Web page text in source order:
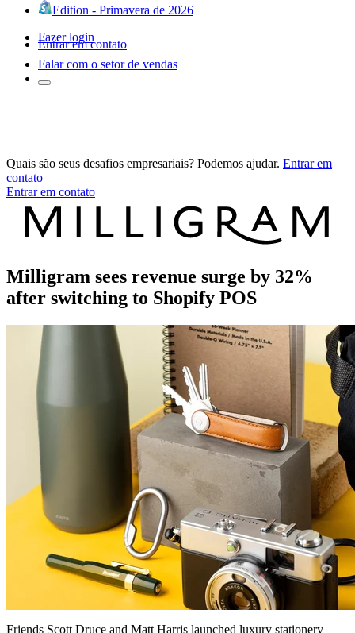
Edition - Primavera de 2026
Fazer login
Entrar em contato
Falar com o setor de vendas
Quais são seus desafios empresariais? Podemos ajudar. Entrar em
contato
Entrar em contato
Milligram sees revenue surge by 32%
after switching to Shopify POS
Friends Scott Druce and Matt Harris launched luxury stationery